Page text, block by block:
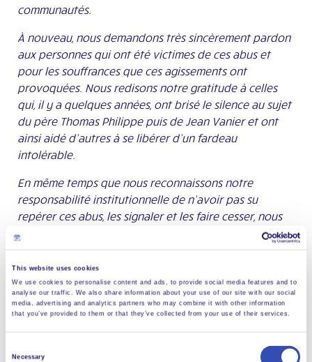
This website uses cookies
We use cookies to personalise content and ads, to provide social media features and to
analyse our traffic. We also share information about your use of our site with our social
media, advertising and analytics partners who may combine it with other information
that you’ve provided to them or that they’ve collected from your use of their services.
Necessary
communautés.
À nouveau, nous demandons très sincèrement pardon
aux personnes qui ont été victimes de ces abus et
pour les souffrances que ces agissements ont
provoquées. Nous redisons notre gratitude à celles
qui, il y a quelques années, ont brisé le silence au sujet
du père Thomas Philippe puis de Jean Vanier et ont
ainsi aidé d’autres à se libérer d’un fardeau
intolérable.
En même temps que nous reconnaissons notre
responsabilité institutionnelle de n’avoir pas su
repérer ces abus, les signaler et les faire cesser, nous
ressentons l’adhésion de notre fondateur aux
doctrines de Thomas Philippe et la reproduction de
ses pratiques, leur dissimulation et les mensonges qui
s’y rapportent, comme un grave abus de confiance à
l’égard de L’Arche et de ses membres. »
Ce qui justifie L’Arche, ce n’est pas son fondateur,